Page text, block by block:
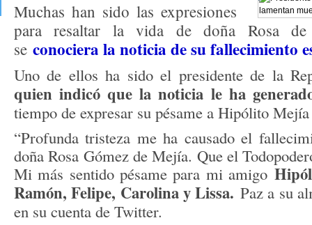
Muchas han sido las expresiones
para resaltar la vida de doña Rosa
se conociera la noticia de su fallecimiento
Uno de ellos ha sido el presidente de la
quien indicó que la noticia le ha
tiempo de expresar su pésame a Hipólito
“Profunda tristeza me ha causado el
doña Rosa Gómez de Mejía. Que el
Mi más sentido pésame para mi amigo
Ramón, Felipe, Carolina y Lissa. Paz a su
en su cuenta de Twitter.